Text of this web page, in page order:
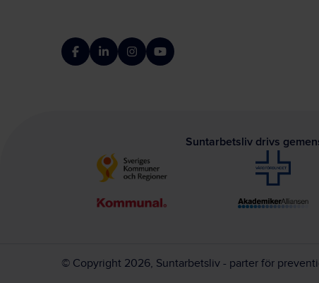
FacebookLinkedInInstagramYouTube
Suntarbetsliv drivs
© Copyright 2026, Suntarbetsliv - parter för